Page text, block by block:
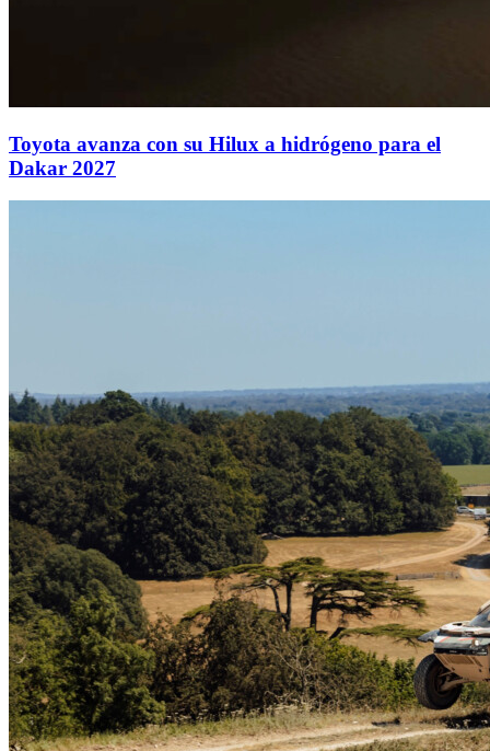
Toyota avanza con su Hilux a hidrógeno para el
Dakar 2027